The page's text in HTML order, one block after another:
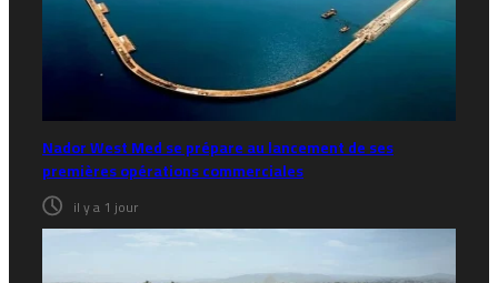
Nador West Med se prépare au lancement de ses
premières opérations commerciales
il y a 1 jour